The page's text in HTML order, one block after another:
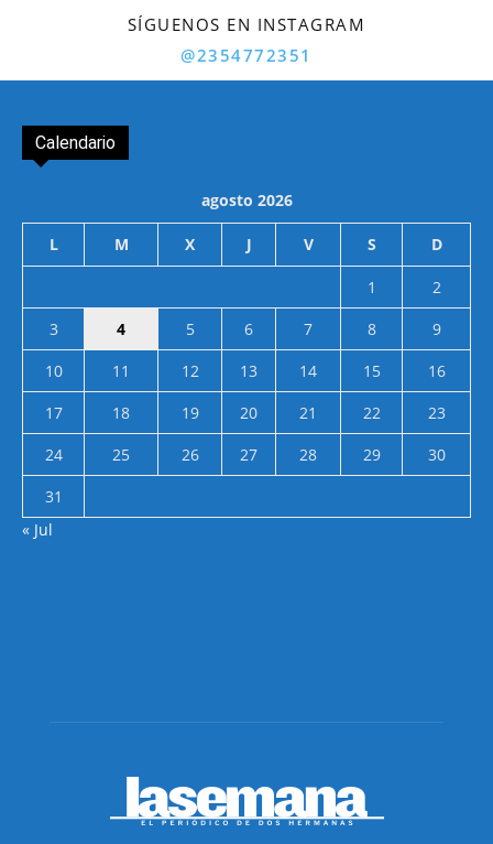
SÍGUENOS EN INSTAGRAM
@2354772351
Calendario
agosto 2026
L M X J V S D
1
2
3
4 5 6 7 8
9
10
11 12 13 14 15
16
17
18 19 20 21 22
23
24
25 26 27 28 29
30
31
« Jul